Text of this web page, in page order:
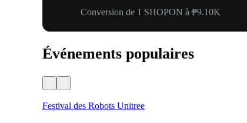
Conversion de 1 SHOPON à ₱9.10K
Événements populaires
Festival des Robots Unitree